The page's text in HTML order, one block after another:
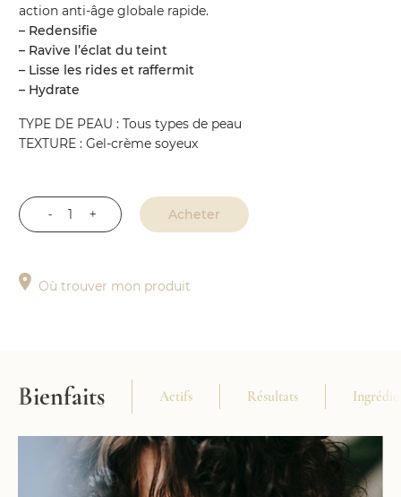
action anti-âge globale rapide.
– Redensifie
– Ravive l’éclat du teint
– Lisse les rides et raffermit
– Hydrate
TYPE DE PEAU : Tous types de peau
TEXTURE : Gel-crème soyeux
quantité
Botanique
Acheter
Où trouver mon produit
Bienfaits Actifs Résultats